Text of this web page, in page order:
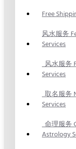
Free
风水服务
Services
风水服务
Services
取名服务
Services
命理服务
Astrology